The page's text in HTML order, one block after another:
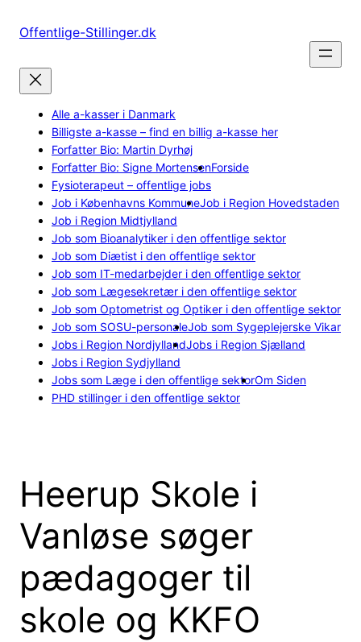
Offentlige-Stillinger.dk
Alle a-kasser i Danmark
Billigste a-kasse – find en billig a-kasse her
Forfatter Bio: Martin Dyrhøj
Forfatter Bio: Signe MortensenForside
Fysioterapeut – offentlige jobs
Job i Københavns KommuneJob i Region Hovedstaden
Job i Region Midtjylland
Job som Bioanalytiker i den offentlige sektor
Job som Diætist i den offentlige sektor
Job som IT-medarbejder i den offentlige sektor
Job som Lægesekretær i den offentlige sektor
Job som Optometrist og Optiker i den offentlige sektor
Job som SOSU-personaleJob som Sygeplejerske Vikar
Jobs i Region NordjyllandJobs i Region Sjælland
Jobs i Region Sydjylland
Jobs som Læge i den offentlige sektorOm Siden
PHD stillinger i den offentlige sektor
Heerup Skole i
Vanløse søger
pædagoger til
skole og KKFO